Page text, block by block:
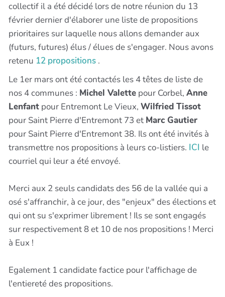
collectif il a été décidé lors de notre réunion du 13
février dernier d'élaborer une liste de propositions
prioritaires sur laquelle nous allons demander aux
(futurs, futures) élus / élues de s'engager. Nous avons
retenu 12 propositions .
Le 1er mars ont été contactés les 4 têtes de liste de
nos 4 communes : Michel Valette pour Corbel, Anne
Lenfant pour Entremont Le Vieux, Wilfried Tissot
pour Saint Pierre d'Entremont 73 et Marc Gautier
pour Saint Pierre d'Entremont 38. Ils ont été invités à
transmettre nos propositions à leurs co-listiers. ICI le
courriel qui leur a été envoyé.
Merci aux 2 seuls candidats des 56 de la vallée qui a
osé s'affranchir, à ce jour, des "enjeux" des élections et
qui ont su s'exprimer librement ! Ils se sont engagés
sur respectivement 8 et 10 de nos propositions ! Merci
à Eux !
Egalement 1 candidate factice pour l'affichage de
l'entiereté des propositions.